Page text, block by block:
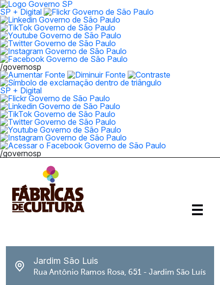
SP + Digital
/governosp
SP + Digital
/governosp
Jardim São Luis
Rua Antônio Ramos Rosa, 651 - Jardim São Luís